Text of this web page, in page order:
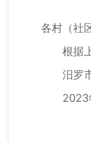
各村（社
根据
汨罗
2023